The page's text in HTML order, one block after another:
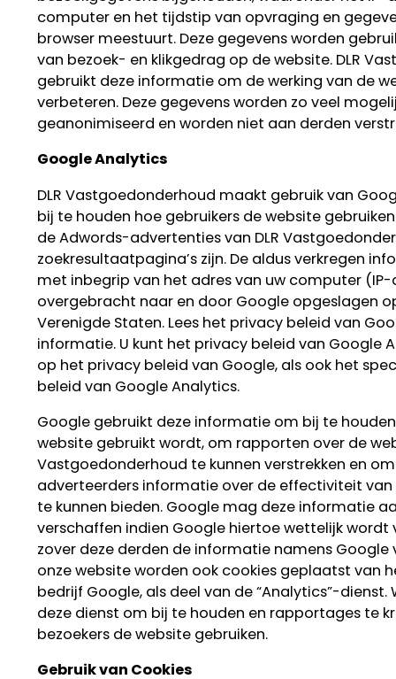
computer en het tijdstip van opvraging en
browser meestuurt. Deze gegevens worden
van bezoek- en klikgedrag op de website. DLR
gebruikt deze informatie om de werking van de
verbeteren. Deze gegevens worden zo veel
geanonimiseerd en worden niet aan derden
Google Analytics
DLR Vastgoedonderhoud maakt gebruik van
bij te houden hoe gebruikers de website
de Adwords-advertenties van DLR
zoekresultaatpagina’s zijn. De aldus verkregen
met inbegrip van het adres van uw computer (IP-
overgebracht naar en door Google opgeslagen
Verenigde Staten. Lees het privacy beleid van
informatie. U kunt het privacy beleid van Google
op het privacy beleid van Google, als ook het
beleid van Google Analytics.
Google gebruikt deze informatie om bij te
website gebruikt wordt, om rapporten over de
Vastgoedonderhoud te kunnen verstrekken en
adverteerders informatie over de effectiviteit
te kunnen bieden. Google mag deze informatie
verschaffen indien Google hiertoe wettelijk wordt
zover deze derden de informatie namens Google
onze website worden ook cookies geplaatst van
bedrijf Google, als deel van de “Analytics”-dienst.
deze dienst om bij te houden en rapportages te
bezoekers de website gebruiken.
Gebruik van Cookies